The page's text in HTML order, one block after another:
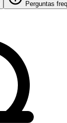
Perguntas